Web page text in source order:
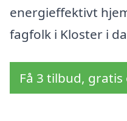
energieffektivt
fagfolk i Kloster i
Få 3 tilbud,